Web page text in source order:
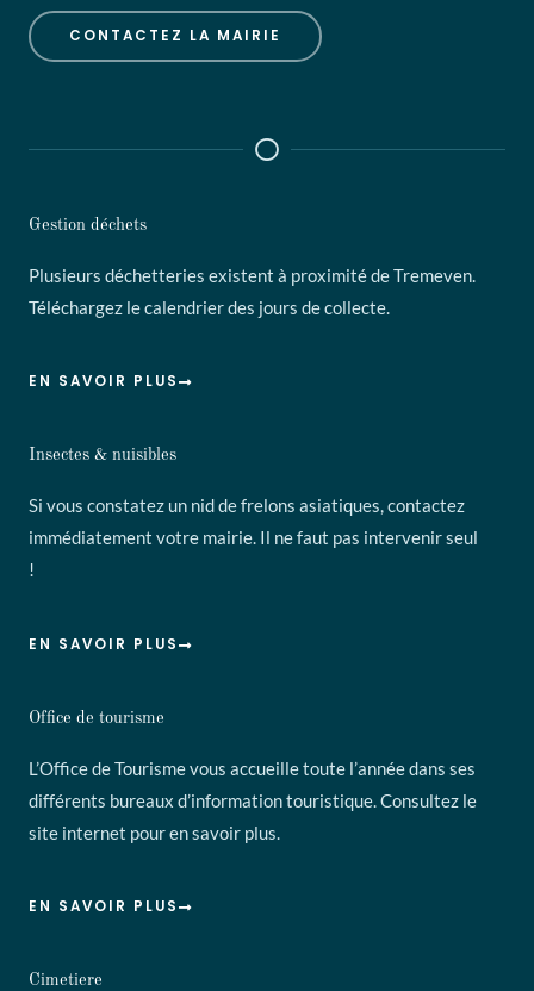
CONTACTEZ LA MAIRIE
Gestion déchets
Plusieurs déchetteries existent à proximité de Tremeven.
Téléchargez le calendrier des jours de collecte.
EN SAVOIR PLUS
Insectes & nuisibles
Si vous constatez un nid de frelons asiatiques, contactez
immédiatement votre mairie. Il ne faut pas intervenir seul
!
EN SAVOIR PLUS
Office de tourisme
L’Office de Tourisme vous accueille toute l’année dans ses
différents bureaux d’information touristique. Consultez le
site internet pour en savoir plus.
EN SAVOIR PLUS
Cimetiere